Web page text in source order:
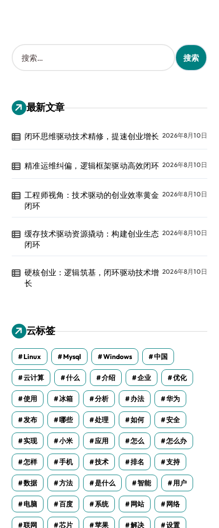
搜
索
：
最新文章
闭环思维驱动技术精修，提速创业增长 2026年8月10日
精准运维纠偏，逻辑框架驱动高效闭环 2026年8月10日
工程师视角：技术驱动的创业效率黄金
闭环
2026年8月10日
缓存技术驱动资源撬动：构建创业生态
闭环
2026年8月10日
硬核创业：逻辑筑基，闭环驱动技术增
长
2026年8月10日
云标签
Linux Mysql Windows 中国
云计算 什么 介绍 企业 优化
使用 冰箱 分析 办法 华为
发布 哪些 处理 如何 安全
实现 小米 应用 怎么 怎么办
怎样 手机 技术 排名 支持
数据 方法 是什么 智能 用户
电脑 百度 系统 网站 网络
联网 芯片 苹果 解决 设置